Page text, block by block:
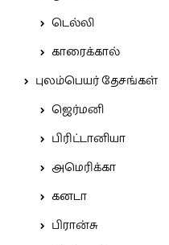
டெல்லி
காரைக்கால்
புலம்பெயர் தேசங்கள்
ஜெர்மனி
பிரிட்டானியா
அமெரிக்கா
கனடா
பிரான்சு